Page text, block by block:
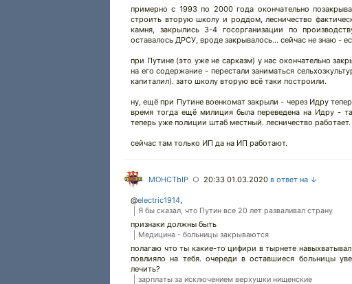
примерно с 1993 по 2000 года окончательно
строить вторую школу и роддом, лесничество
камня, закрылись 3-4 госорганизации по
оставалось ДРСУ, вроде закрывалось... сейчас не знаю -
при Путине (это уже не сарказм) у нас окончательно
на его содержание - перестали заниматься
капиталил). зато школу вторую всё таки построили.
ну, ещё при Путине военкомат закрыли - через Идру
время тогда ещё милиция была переведена на Идру -
теперь уже полиции штаб местный. лесничество работает.
сейчас там только ИП да на ИП работают.
MOHCTbIP ○ 20:33 01.03.2020 в ответ на ↓
@electric1914,
Я бы сказал, что Путин все 20 лет разваливал страну
признаки должны быть
Медицина - больницы закрываются
полагаю что ты какие-то цифири в тырнете
повлияло на тебя. очереди в оставшиеся больницы
лечить?
зарплаты за исключением верхушки нищенские